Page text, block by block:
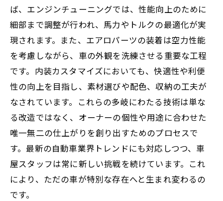
ば、エンジンチューニングでは、性能向上のために
細部まで調整が行われ、馬力やトルクの最適化が実
現されます。また、エアロパーツの装着は空力性能
を考慮しながら、車の外観を洗練させる重要な工程
です。内装カスタマイズにおいても、快適性や利便
性の向上を目指し、素材選びや配色、収納の工夫が
なされています。これらの多岐にわたる技術は単な
る改造ではなく、オーナーの個性や用途に合わせた
唯一無二の仕上がりを創り出すためのプロセスで
す。最新の自動車業界トレンドにも対応しつつ、車
屋スタッフは常に新しい挑戦を続けています。これ
により、ただの車が特別な存在へと生まれ変わるの
です。